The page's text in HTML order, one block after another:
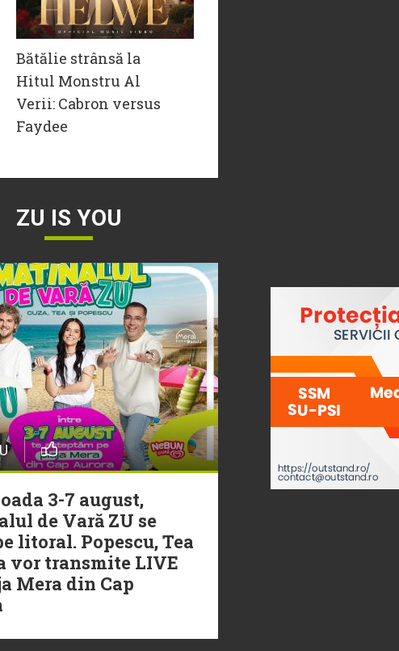
Bătălie strânsă la
Hitul Monstru Al
Verii: Cabron versus
Faydee
ZU IS YOU
3-7 august,
de Vară ZU se
litoral. Popescu, Tea
vor transmite LIVE
Mera din Cap